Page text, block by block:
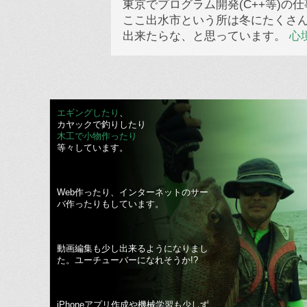
東京でプログラム開発(C++等)の
ここ出水市という所は冬にたくさ
出来たらな、と思っています。 心
エギングしたり 、
カヤックで釣りしたり
木工で小物作ったり
等々しています。
Web作ったり、インターネットのサー
バ作ったりもしています。
動画編集も少し出来るようになりまし
た。ユーチューバーになれそうか!?
iPhoneアプリ作成や機械学習も少しず